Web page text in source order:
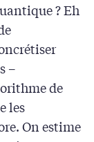
? Eh
–
de
les
On estime